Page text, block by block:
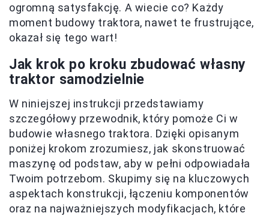
ogromną satysfakcję. A wiecie co? Każdy
moment budowy traktora, nawet te frustrujące,
okazał się tego wart!
Jak krok po kroku zbudować własny
traktor samodzielnie
W niniejszej instrukcji przedstawiamy
szczegółowy przewodnik, który pomoże Ci w
budowie własnego traktora. Dzięki opisanym
poniżej krokom zrozumiesz, jak skonstruować
maszynę od podstaw, aby w pełni odpowiadała
Twoim potrzebom. Skupimy się na kluczowych
aspektach konstrukcji, łączeniu komponentów
oraz na najważniejszych modyfikacjach, które